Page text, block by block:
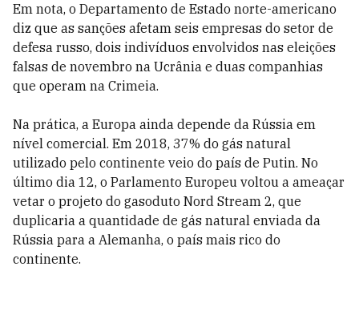
Em nota, o Departamento de Estado norte-americano
diz que as sanções afetam seis empresas do setor de
defesa russo, dois indivíduos envolvidos nas eleições
falsas de novembro na Ucrânia e duas companhias
que operam na Crimeia.
Na prática, a Europa ainda depende da Rússia em
nível comercial. Em 2018, 37% do gás natural
utilizado pelo continente veio do país de Putin. No
último dia 12, o Parlamento Europeu voltou a ameaçar
vetar o projeto do gasoduto Nord Stream 2, que
duplicaria a quantidade de gás natural enviada da
Rússia para a Alemanha, o país mais rico do
continente.